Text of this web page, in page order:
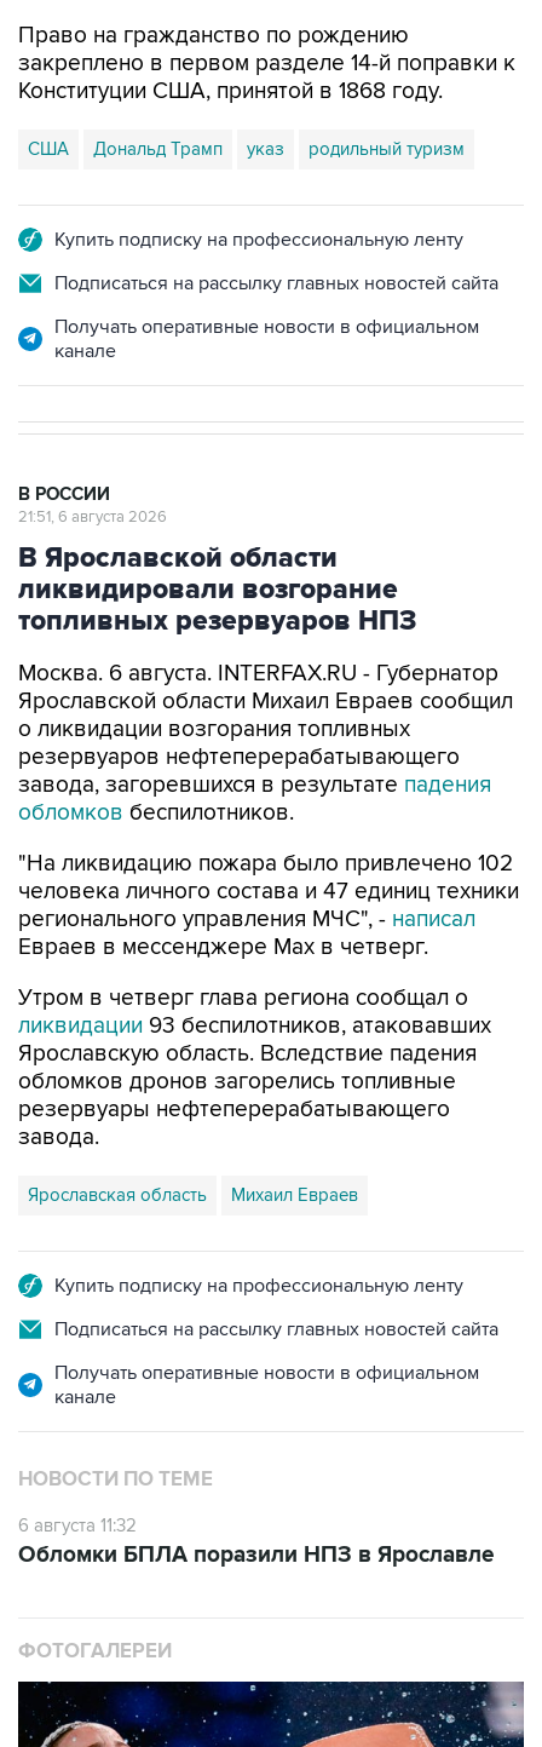
Право на гражданство по рождению
закреплено в первом разделе 14-й поправки к
Конституции США, принятой в 1868 году.
США Дональд Трамп указ родильный туризм
Купить подписку на профессиональную ленту
Подписаться на рассылку главных новостей сайта
Получать оперативные новости в официальном
канале
В РОССИИ
21:51, 6 августа 2026
В Ярославской области
ликвидировали возгорание
топливных резервуаров НПЗ
Москва. 6 августа. INTERFAX.RU - Губернатор
Ярославской области Михаил Евраев сообщил
о ликвидации возгорания топливных
резервуаров нефтеперерабатывающего
завода, загоревшихся в результате падения
обломков беспилотников.
"На ликвидацию пожара было привлечено 102
человека личного состава и 47 единиц техники
регионального управления МЧС", - написал
Евраев в мессенджере Мах в четверг.
Утром в четверг глава региона сообщал о
ликвидации 93 беспилотников, атаковавших
Ярославскую область. Вследствие падения
обломков дронов загорелись топливные
резервуары нефтеперерабатывающего
завода.
Ярославская область Михаил Евраев
Купить подписку на профессиональную ленту
Подписаться на рассылку главных новостей сайта
Получать оперативные новости в официальном
канале
НОВОСТИ ПО ТЕМЕ
6 августа 11:32
Обломки БПЛА поразили НПЗ в Ярославле
ФОТОГАЛЕРЕИ